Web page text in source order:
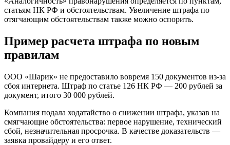
статьям НК РФ и обстоятельствам. Увеличение штрафа по
отягчающим обстоятельствам также можно оспорить.
Пример расчета штрафа по новым
правилам
ООО «Шарик» не предоставило вовремя 150 документов из-за
сбоя интернета. Штраф по статье 126 НК РФ — 200 рублей за
документ, итого 30 000 рублей.
Компания подала ходатайство о снижении штрафа, указав на
смягчающие обстоятельства: первое нарушение, технический
сбой, незначительная просрочка. В качестве доказательств —
заявка провайдеру и его ответ.